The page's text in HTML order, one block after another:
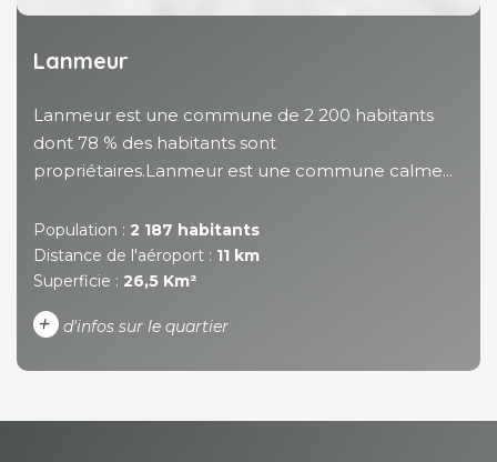
Lanmeur
Lanmeur est une commune de 2 200 habitants
dont 78 % des habitants sont
propriétaires.Lanmeur est une commune calme...
Population : 2 187 habitants
Distance de l'aéroport : 11 km
Superficie : 26,5 Km²
+ d'infos sur le quartier